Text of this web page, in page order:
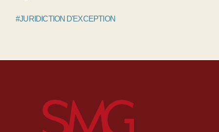
#JURIDICTION D'EXCEPTION